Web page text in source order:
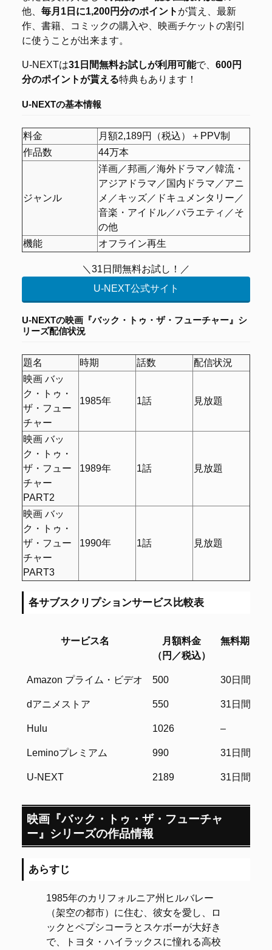
他、 毎月1日に1,200円分のポイント が貰え、最新
作、書籍、コミックの購入や、映画チケットの割引
に使うことが出来ます。
U-NEXTは31日間無料お試しが利用可能で、 600円
分のポイントが貰える特典もあります！
U-NEXTの基本情報
料金
月額2,189円（税込）＋PPV制
作品数
44万本
ジャンル
洋画／邦画／海外ドラマ／韓流・
アジアドラマ／国内ドラマ／アニ
メ／キッズ／ドキュメンタリー／
音楽・アイドル／バラエティ／そ
の他
機能
オフライン再生
＼31日間無料お試し！／
U-NEXT公式サイト
U-NEXTの映画『バック・トゥ・ザ・フューチャー』シ
リーズ配信状況
題名 時期 話数
配信状況
映画 バッ
ク・トゥ・
ザ・フュー
チャー
1985年 1話 見放題
映画 バッ
ク・トゥ・
ザ・フュー
チャー
PART2
1989年 1話 見放題
映画 バッ
ク・トゥ・
ザ・フュー
チャー
PART3
1990年 1話 見放題
各サブスクリプションサービス比較表
サービス名
月額料金
（円／税込）
無料期間
サービス名
月額料金
無料期間
Amazon プライム・ビデオ 500 30日間
dアニメストア 550 31日間
Hulu 1026 –
Leminoプレミアム 990 31日間
U-NEXT 2189 31日間
映画『バック・トゥ・ザ・フューチャ
ー』シリーズの作品情報
あらすじ
1985年のカリフォルニア州ヒルバレー
（架空の都市）に住む、彼女を愛し、ロ
ックとペプシコーラとスケボーが大好き
で、トヨタ・ハイラックスに憧れる高校